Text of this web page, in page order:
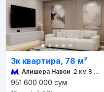
3к квартира, 78 м²
Алишера Навои 2 км 8 мин
951 600 000 сум